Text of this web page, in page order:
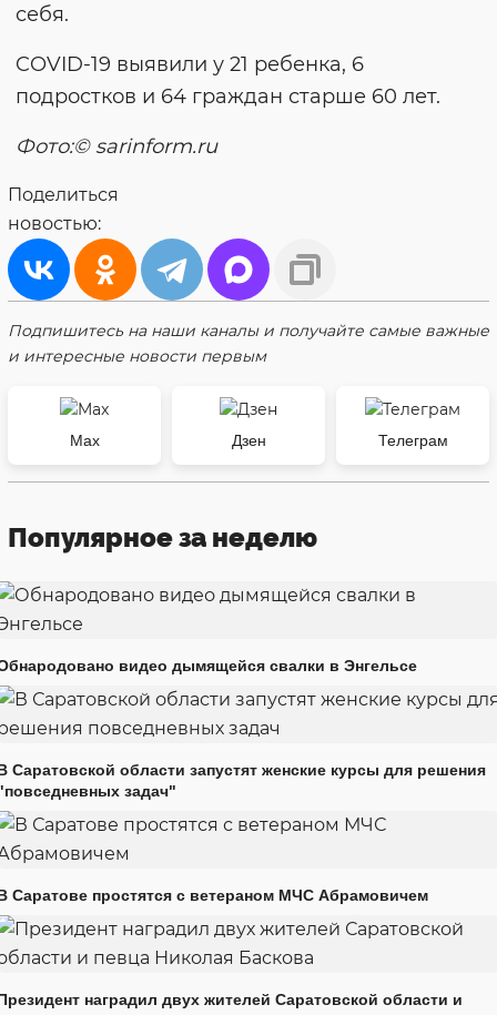
себя.
COVID-19 выявили у 21 ребенка, 6
подростков и 64 граждан старше 60 лет.
Фото:© sarinform.ru
Поделиться
новостью:
Подпишитесь на наши каналы и получайте самые важные
и интересные новости первым
Max Дзен Телеграм
Популярное за неделю
видео дымящейся свалки в Энгельсе
Саратовской области запустят женские курсы для решения
задач"
Саратове простятся с ветераном МЧС Абрамовичем
наградил двух жителей Саратовской области и